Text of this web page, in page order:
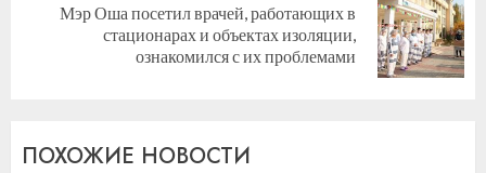
Следующая
Мэр Оша посетил врачей, работающих в
стационарах и объектах изоляции,
ознакомился с их проблемами
ПОХОЖИЕ НОВОСТИ